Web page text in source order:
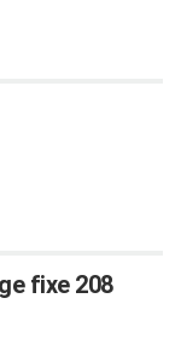
fixe 208